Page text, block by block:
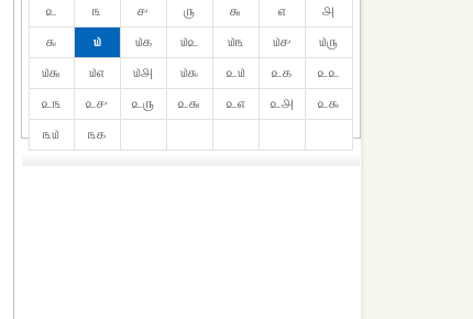
௨
௩ ௪ ௫ ௬ ௭
௮
௯
௰ ௰௧ ௰௨ ௰௩ ௰௪
௰௫
௰௬
௰௭ ௰௮ ௰௯ ௨௰ ௨௧
௨௨
௨௩
௨௪ ௨௫ ௨௬ ௨௭ ௨௮
௨௯
௩௰
௩௧